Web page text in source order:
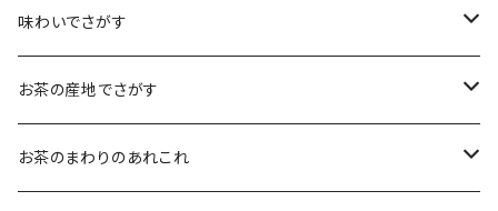
小袋（12g）
大袋（70g）
抹茶
水出し煎茶
玄米茶
70ｇ
12ｇ
30g
味わいでさがす
まろやか
すっきり
お茶の産地でさがす
島根・鳥取のお茶
お茶のまわりのあれこれ